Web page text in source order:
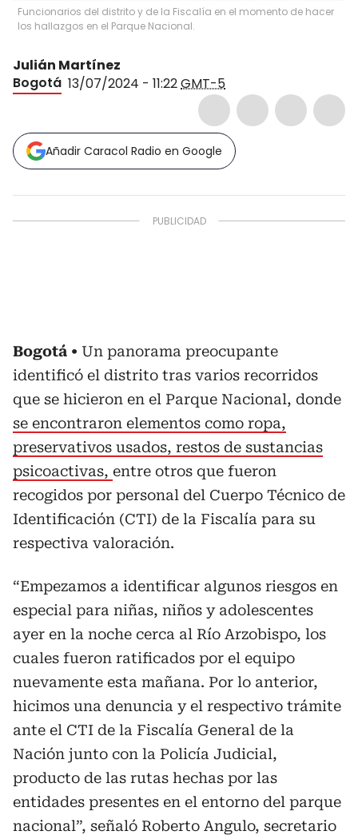
Funcionarios del distrito y de la Fiscalía en el momento de hacer
los hallazgos en el Parque Nacional.
Julián Martínez
Bogotá 13/07/2024 - 11:22GMT-5
Añadir Caracol Radio en Google
Bogotá
Un panorama preocupante
identificó el distrito tras varios recorridos
que se hicieron en el Parque Nacional, donde
se encontraron elementos como ropa,
preservativos usados, restos de sustancias
psicoactivas, entre otros que fueron
recogidos por personal del Cuerpo Técnico de
Identificación (CTI) de la Fiscalía para su
respectiva valoración.
“Empezamos a identificar algunos riesgos en
especial para niñas, niños y adolescentes
ayer en la noche cerca al Río Arzobispo, los
cuales fueron ratificados por el equipo
nuevamente esta mañana. Por lo anterior,
hicimos una denuncia y el respectivo trámite
ante el CTI de la Fiscalía General de la
Nación junto con la Policía Judicial,
producto de las rutas hechas por las
entidades presentes en el entorno del parque
nacional”, señaló Roberto Angulo, secretario